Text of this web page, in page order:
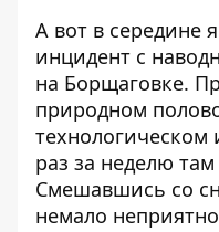
А вот в середине
инцидент с
на Борщаговке.
природном
технологическом
раз за неделю
Смешавшись со
немало